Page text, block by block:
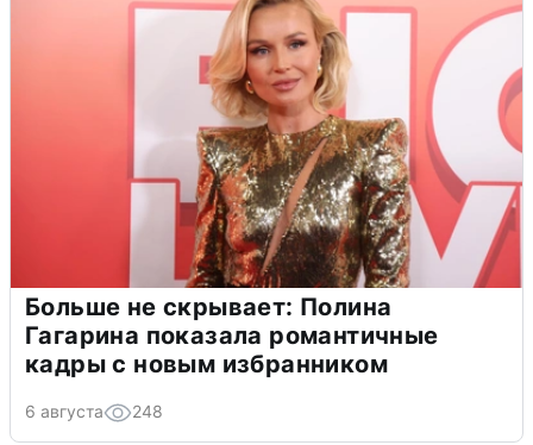
Больше не скрывает: Полина
Гагарина показала романтичные
кадры с новым избранником
6 августа 248